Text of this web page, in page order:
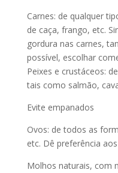
Carnes: de qualquer
de caça, frango, etc.
gordura nas carnes,
possível, escolhar
Peixes e crustáceos:
tais como salmão,
Evite empanados
Ovos: de todos as
etc. Dê preferência
Molhos naturais, com